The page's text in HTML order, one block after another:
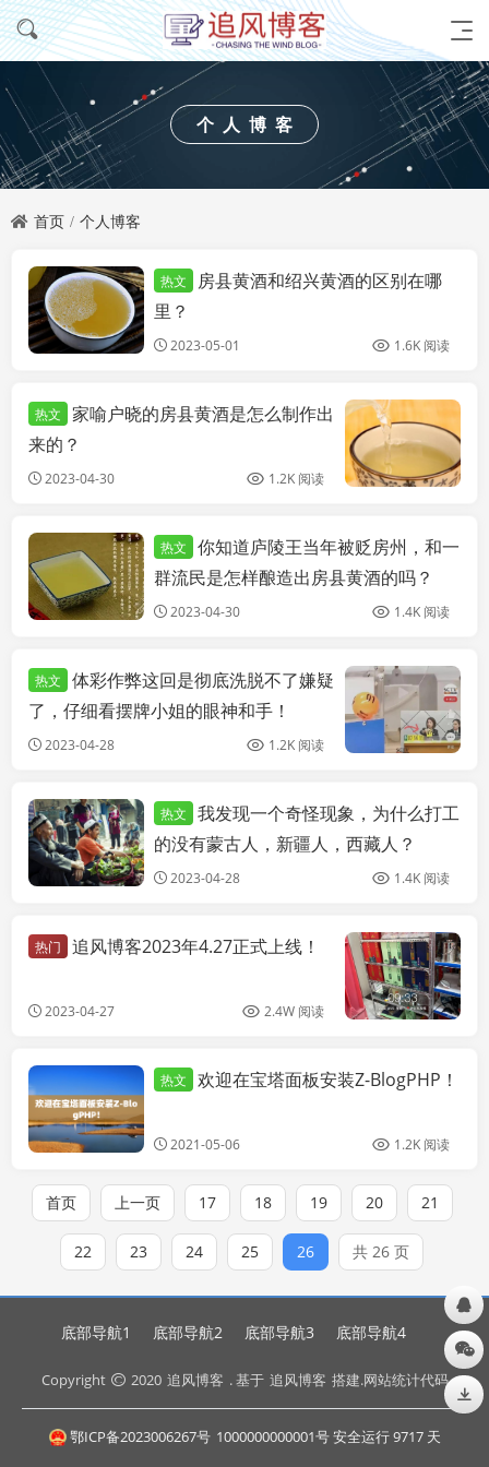
个人博客
首页 个人博客
个人博客
热文
房县黄酒和绍兴黄酒的区别在哪
里？
2023-05-01 1.6K 阅读
热文
家喻户晓的房县黄酒是怎么制作出
来的？
2023-04-30 1.2K 阅读
个人博客
热文
你知道庐陵王当年被贬房州，和一
群流民是怎样酿造出房县黄酒的吗？
2023-04-30 1.4K 阅读
热文
体彩作弊这回是彻底洗脱不了嫌疑
了，仔细看摆牌小姐的眼神和手！
2023-04-28 1.2K 阅读
个人博客
热文
我发现一个奇怪现象，为什么打工
的没有蒙古人，新疆人，西藏人？
2023-04-28 1.4K 阅读
热门 追风博客2023年4.27正式上线！
2023-04-27 2.4W 阅读
个人博客
热文 欢迎在宝塔面板安装Z-BlogPHP！
2021-05-06 1.2K 阅读
首页 上一页 17 18 19 20 21
22 23 24 25 26 共 26 页
底部导航1 底部导航2 底部导航3 底部导航4
Copyright 2020 追风博客 . 基于 追风博客 搭建.网站统计代码
鄂ICP备2023006267号 1000000000001号 安全运行9717 天